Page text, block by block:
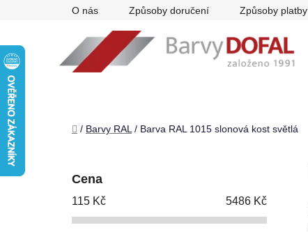
O nás Způsoby doručení Způsoby platby
Domů
/ Barvy RAL / Barva RAL 1015 slonová kost světlá
Cena
115 Kč 5486 Kč